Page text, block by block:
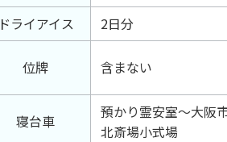
ドライアイス 2日分
位牌 含まない
寝台車
預かり霊安室～大阪
北斎場小式場